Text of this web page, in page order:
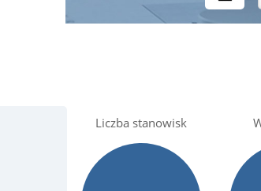
Liczba stanowisk